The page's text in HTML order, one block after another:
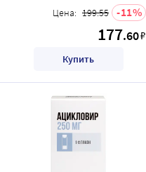
Цена: 199.55 11
177.60₽
Купить